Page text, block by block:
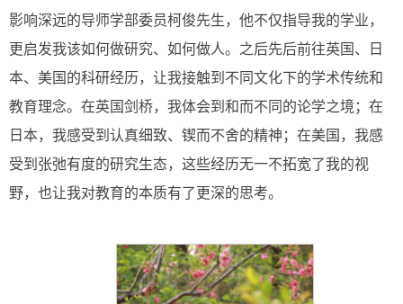
影响深远的导师学部委员柯俊先生，他不仅指导我的学业，
更启发我该如何做研究、如何做人。之后先后前往英国、日
本、美国的科研经历，让我接触到不同文化下的学术传统和
教育理念。在英国剑桥，我体会到和而不同的论学之境；在
日本，我感受到认真细致、锲而不舍的精神；在美国，我感
受到张弛有度的研究生态，这些经历无一不拓宽了我的视
野，也让我对教育的本质有了更深的思考。